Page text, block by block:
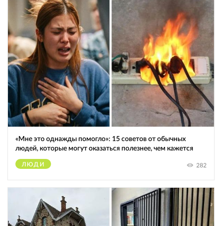
«Мне это однажды помогло»: 15 советов от обычных
людей, которые могут оказаться полезнее, чем кажется
ЛЮДИ 282